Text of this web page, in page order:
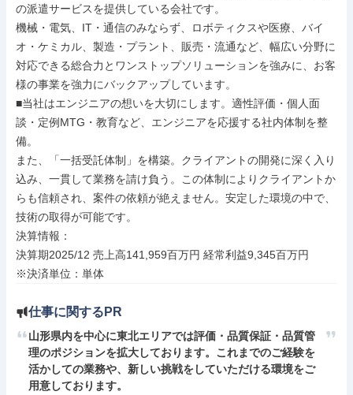
の派遣サービスを提供している会社です。
機械・電気、IT・通信のみならず、ロボティクスや医療、バイ
オ・ケミカル、製造・プラント、販売・流通など、幅広い分野に
対応できる総合力とワンストップソリューションを強みに、お客
様の事業を強力にバックアップしています。
■当社はエンジニアの想いを大切にします。適性評価・個人面
談・定例MTG・教育など、エンジニアを応援する社内体制を整
備。
また、「一括受託体制」を構築。クライアントの開発に深く入り
込み、一貫して業務を請け負う。この体制によりクライアントか
らも信頼され、案件の依頼が絶えません。安定した環境の中で、
技術の取得が可能です。
決算情報：
決算期2025/12 売上高141,959百万円 経常利益9,345百万円
※決済単位：単体
仕事に関するPR
山形県内を中心に東北エリアでは評価・品質保証・品質管
理のポジションを拡大しております。これまでのご経験を
活かしての業務や、新しい挑戦をしていただける環境をご
用意しております。